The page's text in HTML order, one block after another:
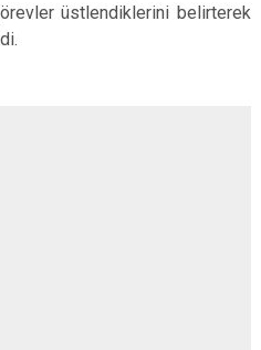
üstlendiklerini belirterek